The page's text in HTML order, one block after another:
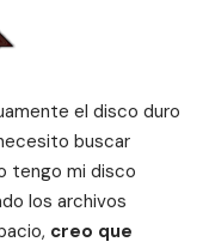
el disco duro
buscar
tengo mi disco
los archivos
creo que